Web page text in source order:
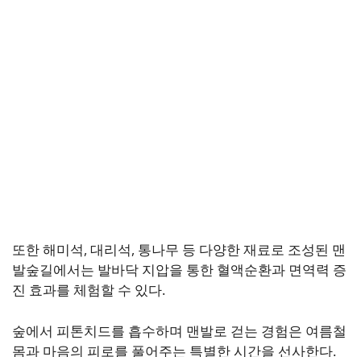
또한 해미석, 대리석, 통나무 등 다양한 재료로 조성된 맨
발숲길에서는 발바닥 지압을 통한 혈액순환과 면역력 증
진 효과를 체험할 수 있다.
숲에서 피톤치드를 흡수하며 맨발로 걷는 경험은 여름철
몸과 마음의 피로를 풀어주는 특별한 시간을 선사한다.